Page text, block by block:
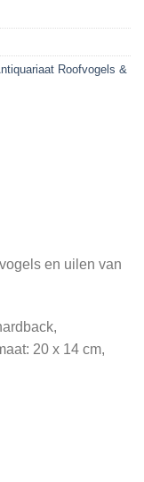
Roofvogels &
en uilen van
20 x 14 cm,